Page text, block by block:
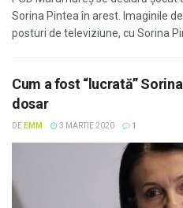
Sorina Pintea în arest. Imaginile
posturi de televiziune, cu Sorina
Cum a fost “lucrată”
dosar
DE EMM 3 MARTIE 2020 1